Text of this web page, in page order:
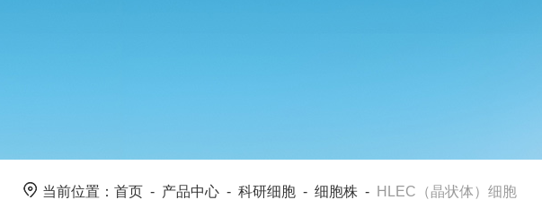
当前位置： 首页 - 产品中心 - 科研细胞 - 细胞株 - HLEC（晶状体）细胞